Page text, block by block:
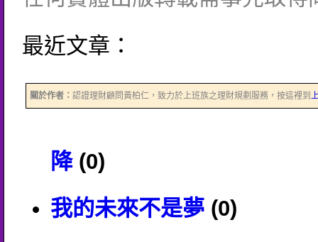
關於作者： 認證理財顧問黃柏仁，致力於上班族之理財規劃服務，按這裡到
最近文章：
降(0)
我的未來不是夢 (0)